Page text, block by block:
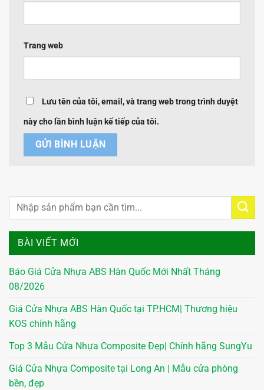
BÀI VIẾT MỚI
Báo Giá Cửa Nhựa ABS Hàn Quốc Mới Nhất Tháng
08/2026
Giá Cửa Nhựa ABS Hàn Quốc tại TP.HCM| Thương hiệu
KOS chính hãng
Top 3 Mẫu Cửa Nhựa Composite Đẹp| Chính hãng SungYu
Giá Cửa Nhựa Composite tại Long An | Mẫu cửa phòng
bền, đẹp
Trang web
Lưu tên của tôi, email, và trang web trong trình duyệt
này cho lần bình luận kế tiếp của tôi.